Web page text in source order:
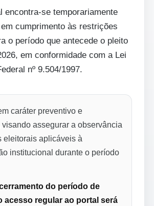
encontra-se temporariamente
cumprimento às restrições
o período que antecede o pleito
em conformidade com a Lei
nº 9.504/1997.
caráter preventivo e
visando assegurar a observância
eleitorais aplicáveis à
institucional durante o período
do período de
acesso regular ao portal será